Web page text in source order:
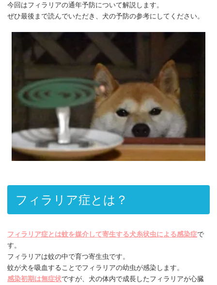
今回はフィラリアの通年予防について解説します。
ぜひ最後まで読んでいただき、犬の予防の参考にしてください。
フィラリア症とは？
フィラリア症とは蚊を媒介して寄生する犬糸状虫による感染症で
す。
フィラリアは蚊の中で育つ寄生虫です。
蚊が犬を吸血することでフィラリアの幼虫が感染します。
感染初期は無症状ですが、犬の体内で成長したフィラリアが心臓